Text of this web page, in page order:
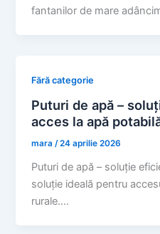
fantanilor de mare
Fără categorie
Puturi de apă –
acces la apă
mara/24 aprilie 2026
Puturi de apă – soluție
soluție ideală pentru
rurale.…